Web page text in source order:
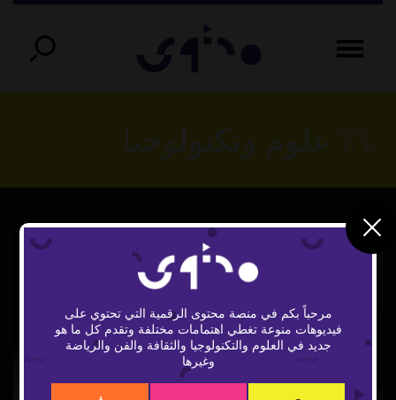
Play
مرحباً بكم في منصة محتوى الرقمية التي تحتوي على
فيديوهات منوعة تغطي اهتمامات مختلفة وتقدم كل ما هو
جديد في العلوم والتكنولوجيا والثقافة والفن والرياضة
وغيرها